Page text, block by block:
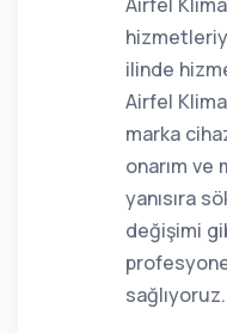
ilinde
Airfel
marka
onarım ve
yanısıra
değişimi
sağlıyoruz.